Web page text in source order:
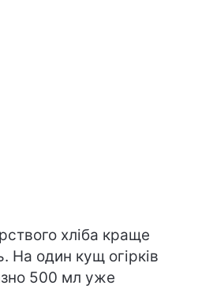
хліба краще
На один кущ огірків
500 мл уже